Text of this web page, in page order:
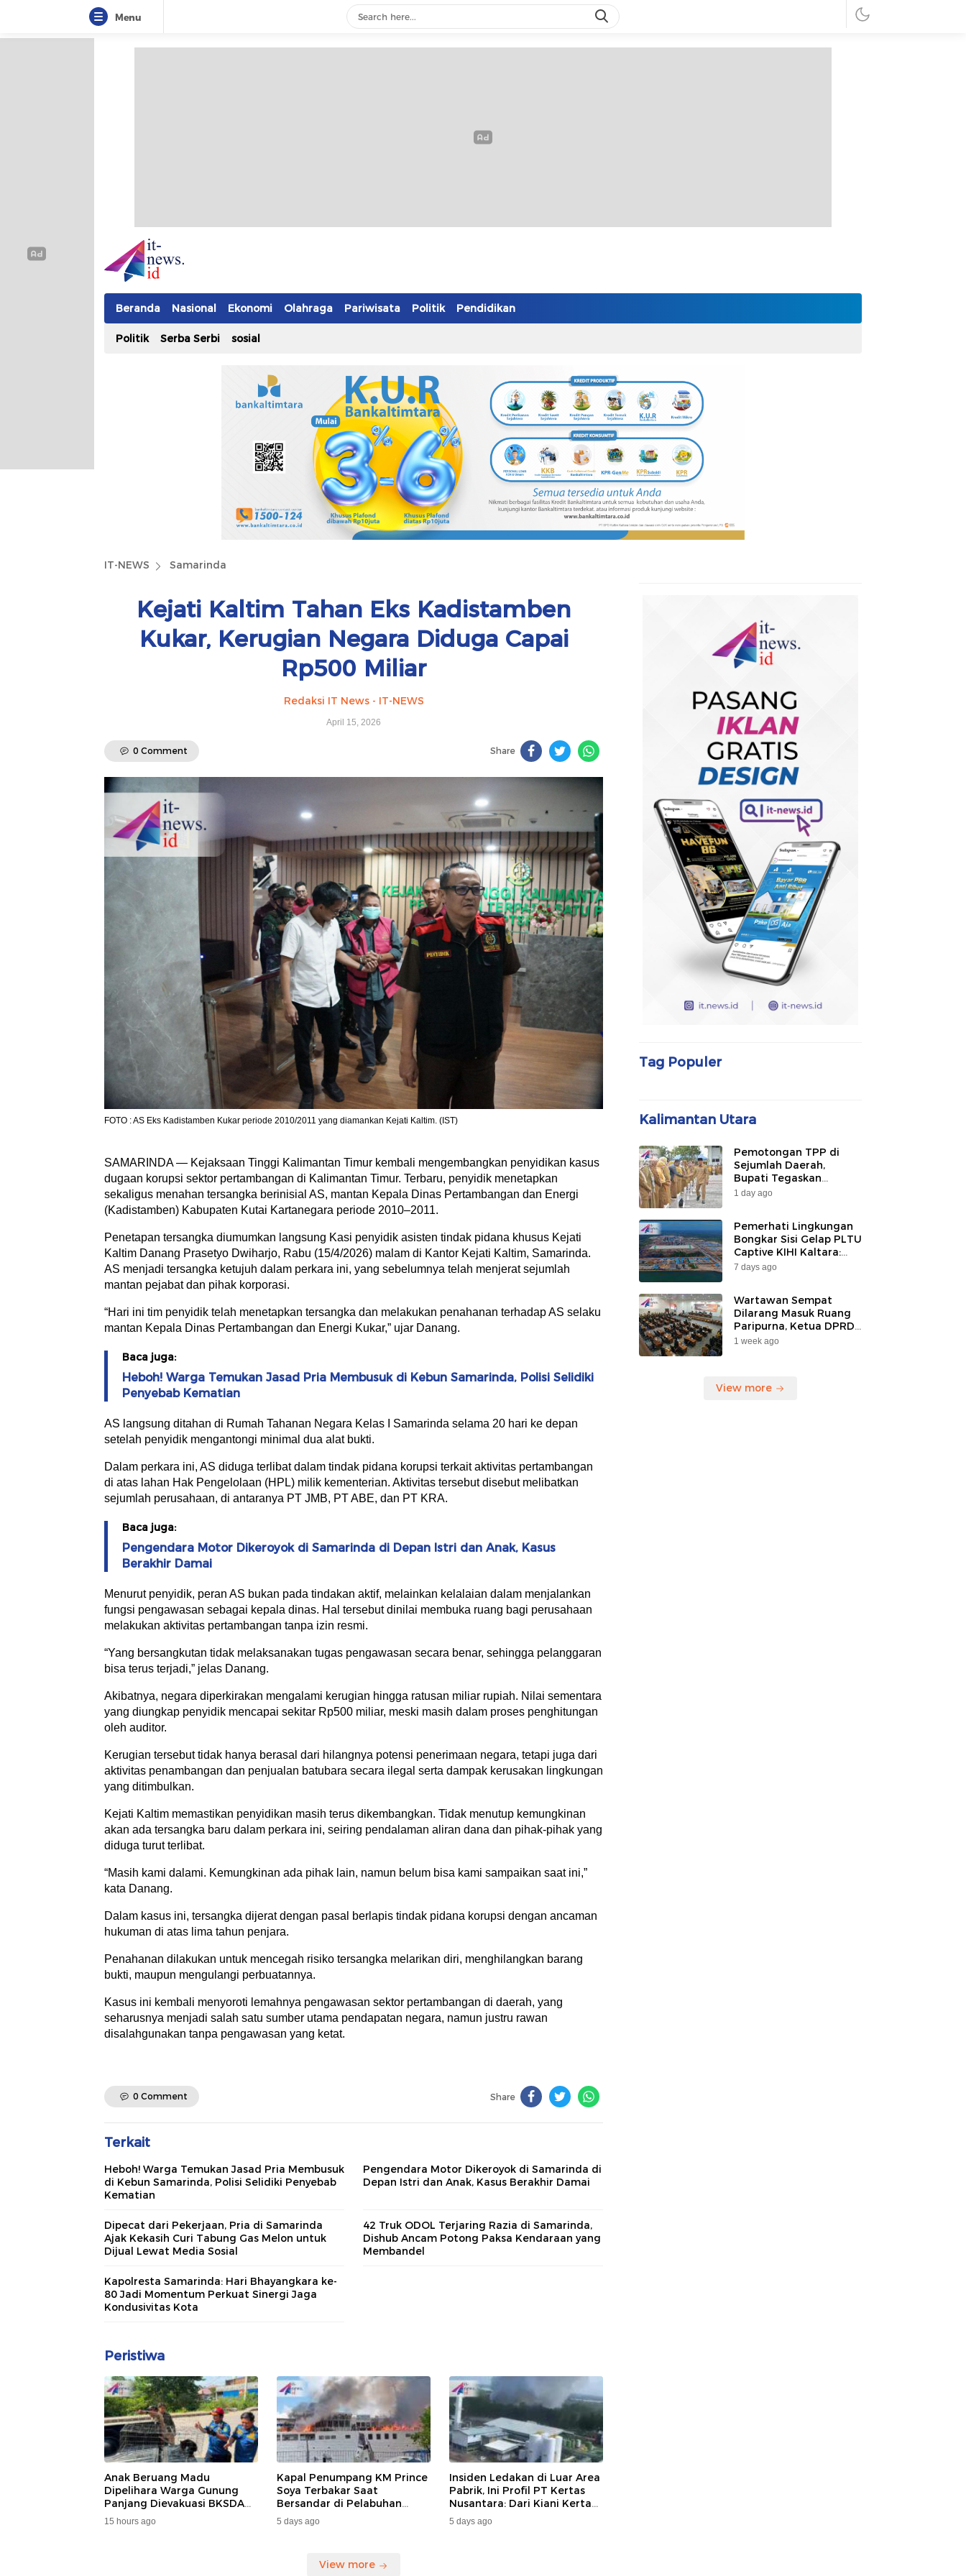
Menu
IT-NEWS
Update Cepat, Cerdas, dan Terpercaya
Beranda Nasional Ekonomi Olahraga Pariwisata Politik Pendidikan
Politik Serba Serbi sosial
IT-NEWS Samarinda
Kejati Kaltim Tahan Eks Kadistamben
Kukar, Kerugian Negara Diduga Capai
Rp500 Miliar
Redaksi IT News - IT-NEWS
April 15, 2026
0 Comment Share
FOTO : AS Eks Kadistamben Kukar periode 2010/2011 yang diamankan Kejati Kaltim. (IST)
SAMARINDA — Kejaksaan Tinggi Kalimantan Timur kembali mengembangkan penyidikan kasus
dugaan korupsi sektor pertambangan di Kalimantan Timur. Terbaru, penyidik menetapkan
sekaligus menahan tersangka berinisial AS, mantan Kepala Dinas Pertambangan dan Energi
(Kadistamben) Kabupaten Kutai Kartanegara periode 2010–2011.
Penetapan tersangka diumumkan langsung Kasi penyidik asisten tindak pidana khusus Kejati
Kaltim Danang Prasetyo Dwiharjo, Rabu (15/4/2026) malam di Kantor Kejati Kaltim, Samarinda.
AS menjadi tersangka ketujuh dalam perkara ini, yang sebelumnya telah menjerat sejumlah
mantan pejabat dan pihak korporasi.
“Hari ini tim penyidik telah menetapkan tersangka dan melakukan penahanan terhadap AS selaku
mantan Kepala Dinas Pertambangan dan Energi Kukar,” ujar Danang.
Baca juga:
Heboh! Warga Temukan Jasad Pria Membusuk di Kebun Samarinda, Polisi Selidiki
Penyebab Kematian
AS langsung ditahan di Rumah Tahanan Negara Kelas I Samarinda selama 20 hari ke depan
setelah penyidik mengantongi minimal dua alat bukti.
Dalam perkara ini, AS diduga terlibat dalam tindak pidana korupsi terkait aktivitas pertambangan
di atas lahan Hak Pengelolaan (HPL) milik kementerian. Aktivitas tersebut disebut melibatkan
sejumlah perusahaan, di antaranya PT JMB, PT ABE, dan PT KRA.
Baca juga:
Pengendara Motor Dikeroyok di Samarinda di Depan Istri dan Anak, Kasus
Berakhir Damai
Menurut penyidik, peran AS bukan pada tindakan aktif, melainkan kelalaian dalam menjalankan
fungsi pengawasan sebagai kepala dinas. Hal tersebut dinilai membuka ruang bagi perusahaan
melakukan aktivitas pertambangan tanpa izin resmi.
“Yang bersangkutan tidak melaksanakan tugas pengawasan secara benar, sehingga pelanggaran
bisa terus terjadi,” jelas Danang.
Akibatnya, negara diperkirakan mengalami kerugian hingga ratusan miliar rupiah. Nilai sementara
yang diungkap penyidik mencapai sekitar Rp500 miliar, meski masih dalam proses penghitungan
oleh auditor.
Kerugian tersebut tidak hanya berasal dari hilangnya potensi penerimaan negara, tetapi juga dari
aktivitas penambangan dan penjualan batubara secara ilegal serta dampak kerusakan lingkungan
yang ditimbulkan.
Kejati Kaltim memastikan penyidikan masih terus dikembangkan. Tidak menutup kemungkinan
akan ada tersangka baru dalam perkara ini, seiring pendalaman aliran dana dan pihak-pihak yang
diduga turut terlibat.
“Masih kami dalami. Kemungkinan ada pihak lain, namun belum bisa kami sampaikan saat ini,”
kata Danang.
Dalam kasus ini, tersangka dijerat dengan pasal berlapis tindak pidana korupsi dengan ancaman
hukuman di atas lima tahun penjara.
Penahanan dilakukan untuk mencegah risiko tersangka melarikan diri, menghilangkan barang
bukti, maupun mengulangi perbuatannya.
Kasus ini kembali menyoroti lemahnya pengawasan sektor pertambangan di daerah, yang
seharusnya menjadi salah satu sumber utama pendapatan negara, namun justru rawan
disalahgunakan tanpa pengawasan yang ketat.
0 Comment Share
Terkait
Heboh! Warga Temukan Jasad Pria Membusuk
di Kebun Samarinda, Polisi Selidiki Penyebab
Kematian
Pengendara Motor Dikeroyok di Samarinda di
Depan Istri dan Anak, Kasus Berakhir Damai
Dipecat dari Pekerjaan, Pria di Samarinda
Ajak Kekasih Curi Tabung Gas Melon untuk
Dijual Lewat Media Sosial
42 Truk ODOL Terjaring Razia di Samarinda,
Dishub Ancam Potong Paksa Kendaraan yang
Membandel
Kapolresta Samarinda: Hari Bhayangkara ke-
80 Jadi Momentum Perkuat Sinergi Jaga
Kondusivitas Kota
Peristiwa
Anak Beruang Madu
Dipelihara Warga Gunung
Panjang Dievakuasi BKSDA
Dan DAMKAR
15 hours ago
Kapal Penumpang KM Prince
Soya Terbakar Saat
Bersandar di Pelabuhan
Samarinda, Keberangkatan
Penumpang Dialihkan
5 days ago
Insiden Ledakan di Luar Area
Pabrik, Ini Profil PT Kertas
Nusantara: Dari Kiani Kertas
hingga Beroperasi Kembali
Karena Prabowo.
5 days ago
View more
Tag Populer
Kalimantan Utara
Pemotongan TPP di
Sejumlah Daerah,
Bupati Tegaskan
Bulungan Belum
1 day ago
Pemerhati Lingkungan
Bongkar Sisi Gelap PLTU
Captive KIHI Kaltara:
“Industri Hijau Hanya
7 days ago
Wartawan Sempat
Dilarang Masuk Ruang
Paripurna, Ketua DPRD
Kaltara Mengaku Belum
1 week ago
View more